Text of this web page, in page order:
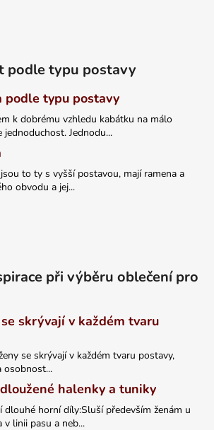
podle typu postavy
podle typu postavy
k dobrému vzhledu kabátku na málo
Jednodu...
to ty s vyšší postavou, mají ramena a
obvodu a jej...
při výběru oblečení pro
skrývají v každém tvaru
se skrývají v každém tvaru postavy,
osobnost...
halenky a tuniky
dlouhé horní díly:Sluší především ženám u
v linii pasu a neb...